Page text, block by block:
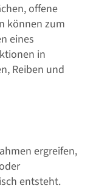
offene
können zum
eines
in
Reiben und
ergreifen,
entsteht.